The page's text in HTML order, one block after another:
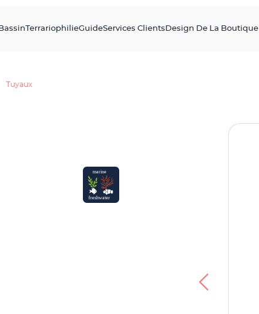
BassinTerrariophilieGuideServices Clients Design De La Boutique
Tuyaux